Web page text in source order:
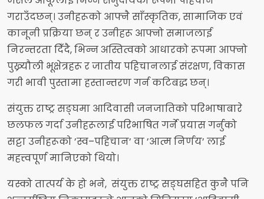
गराउँदछन्। उनीहरूको आफ्नै साँस्कृतिक, सामाजिक एवं
कानूनी प्रक्रिया छन् र उनीहरू आफ्नो समाजलाई
निरन्तरता दिँदै, भिन्न अस्तित्वको आधारको रूपमा आफ्नो
पुख्र्यौली भूक्षेत्रहरू र जातीय पहिचानलाई संरक्षण, विकास
गरी भावी पुस्तामा हस्तान्तरण गर्न कटिबद्ध छन्।
संयुक्त राष्ट्र सङ्घमा आदिवासी जनजातिको परिभाषाबारे
छलफल गर्दा उनीहरूलाई परिभाषित गर्ने प्रयास गर्नुको
सट्टा उनीहरूको ’स्व–पहिचान’ वा ’आत्म निर्णय’ लाई
महत्त्वपूर्ण मानिएको थियो।
यस्को तात्पर्य के हो भने, संयुक्त राष्ट्र सङ्घसहित कुनै पनि